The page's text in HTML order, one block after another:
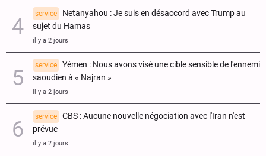
service
Netanyahou : Je suis en désaccord avec Trump au
sujet du Hamas
il y a 2 jours
service
Yémen : Nous avons visé une cible sensible de l'ennemi
saoudien à « Najran »
il y a 2 jours
service
CBS : Aucune nouvelle négociation avec l'Iran n'est
prévue
il y a 2 jours